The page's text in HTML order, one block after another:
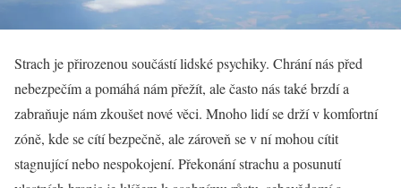
Strach je přirozenou součástí lidské psychiky. Chrání nás před
nebezpečím a pomáhá nám přežít, ale často nás také brzdí a
zabraňuje nám zkoušet nové věci. Mnoho lidí se drží v komfortní
zóně, kde se cítí bezpečně, ale zároveň se v ní mohou cítit
stagnující nebo nespokojení. Překonání strachu a posunutí